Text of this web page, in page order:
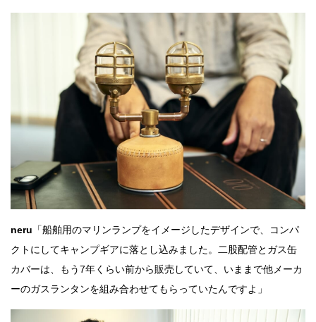
neru 「船舶用のマリンランプをイメージしたデザインで、コンパ
クトにしてキャンプギアに落とし込みました。二股配管とガス缶
カバーは、もう7年くらい前から販売していて、いままで他メーカ
ーのガスランタンを組み合わせてもらっていたんですよ」